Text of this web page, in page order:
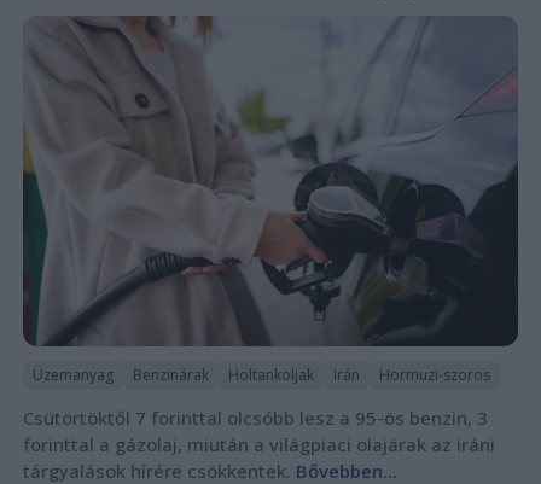
Üzemanyag Benzinárak Holtankoljak Irán Hormuzi-szoros
Csütörtöktől 7 forinttal olcsóbb lesz a 95-ös benzin, 3
forinttal a gázolaj, miután a világpiaci olajárak az iráni
tárgyalások hírére csökkentek. Bővebben...